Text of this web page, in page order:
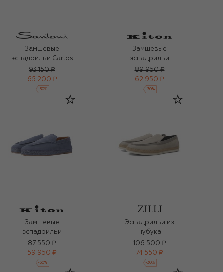
Замшевые
эспадрильи Carlos
93 150 ₽
65 200 ₽
-30%
Замшевые
эспадрильи
89 950 ₽
62 950 ₽
-30%
Замшевые
эспадрильи
87 550 ₽
59 950 ₽
-30%
Эспадрильи из
нубука
106 500 ₽
74 550 ₽
-30%